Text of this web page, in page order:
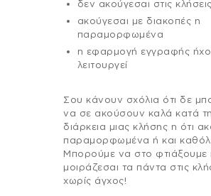
δεν ακούγεσαι στις κλήσεις
ακούγεσαι με διακοπές η
παραμορφωμένα
η εφαρμογή εγγραφής
λειτουργεί
Σου κάνουν σχόλια ότι δε
να σε ακούσουν καλά κατά τη
διάρκεια μιας κλήσης η ότι
παραμορφωμένα ή και
Μπορούμε να στο φτιάξουμε
μοιράζεσαι τα πάντα στις
χωρίς άγχος!